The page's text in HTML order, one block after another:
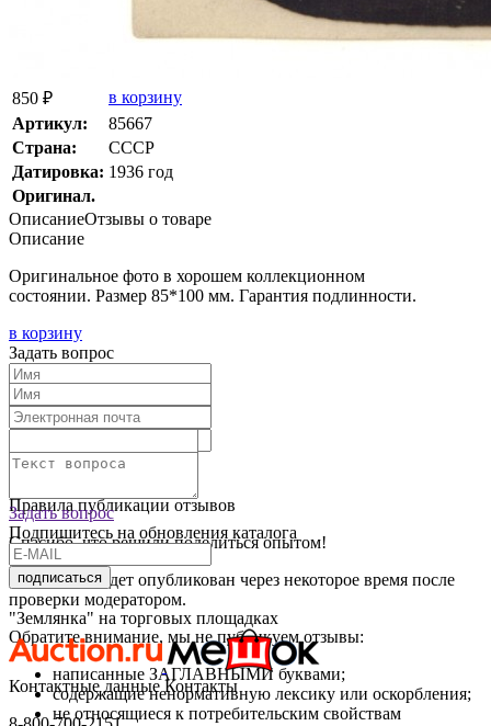
850 ₽
в корзину
Артикул:
85667
Страна:
СССР
Датировка: 1936 год
Оригинал.
ОписаниеОтзывы о товаре
Описание
Оригинальное фото в хорошем коллекционном
состоянии. Размер 85*100 мм. Гарантия подлинности.
в корзину
Текст отзыва:
Правила публикации отзывов
Спасибо, что решили поделиться опытом!
Ваш отзыв будет опубликован через некоторое время после
проверки модератором.
Обратите внимание, мы не публикуем отзывы:
написанные ЗАГЛАВНЫМИ буквами;
содержащие ненормативную лексику или оскорбления;
не относящиеся к потребительским свойствам
Задать вопрос
Задать вопрос
Подпишитесь на обновления каталога
подписаться
"Землянка" на торговых площадках
Контактные данные Контакты